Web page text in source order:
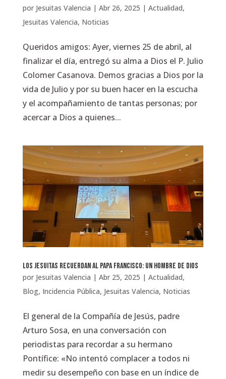
por Jesuitas Valencia | Abr 26, 2025 | Actualidad,
Jesuitas Valencia, Noticias
Queridos amigos: Ayer, viernes 25 de abril, al
finalizar el día, entregó su alma a Dios el P. Julio
Colomer Casanova. Demos gracias a Dios por la
vida de Julio y por su buen hacer en la escucha
y el acompañamiento de tantas personas; por
acercar a Dios a quienes...
Los jesuitas recuerdan al Papa Francisco: Un hombre de Dios
por Jesuitas Valencia | Abr 25, 2025 | Actualidad,
Blog, Incidencia Pública, Jesuitas Valencia, Noticias
El general de la Compañía de Jesús, padre
Arturo Sosa, en una conversación con
periodistas para recordar a su hermano
Pontífice: «No intentó complacer a todos ni
medir su desempeño con base en un índice de